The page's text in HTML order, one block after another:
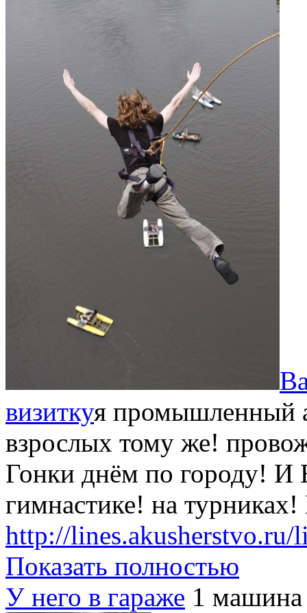
визиткуя промышленный
взрослых тому же!
Гонки днём по городу!
гимнастике! на
http://
Показать полностью
У него в гараже 1 машина